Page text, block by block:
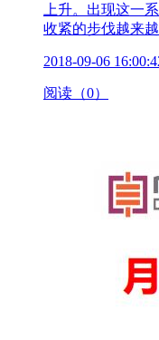
上升。出现这一
收紧的步伐越来越
2018-09-06
阅读（0）